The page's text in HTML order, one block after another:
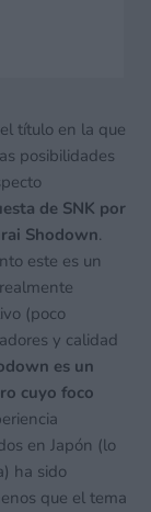
título en la que
posibilidades
de SNK por
Shodown.
este es un
(poco
y calidad
es un
cuyo foco
en Japón (lo
ha sido
que el tema